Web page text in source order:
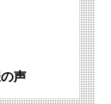
声